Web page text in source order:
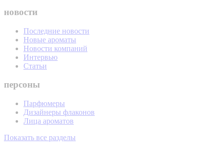
новости
Последние новости
Новые ароматы
Новости компаний
Интервью
Статьи
персоны
Парфюмеры
Дизайнеры флаконов
Лица ароматов
Показать все разделы